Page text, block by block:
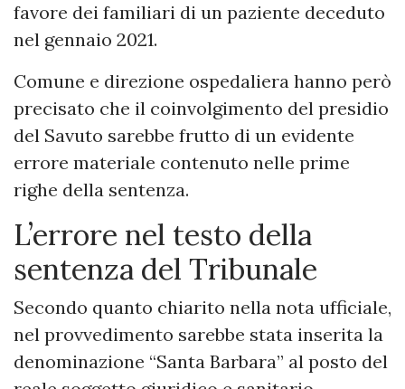
favore dei familiari di un paziente deceduto
nel gennaio 2021.
Comune e direzione ospedaliera hanno però
precisato che il coinvolgimento del presidio
del Savuto sarebbe frutto di un evidente
errore materiale contenuto nelle prime
righe della sentenza.
L’errore nel testo della
sentenza del Tribunale
Secondo quanto chiarito nella nota ufficiale,
nel provvedimento sarebbe stata inserita la
denominazione “Santa Barbara” al posto del